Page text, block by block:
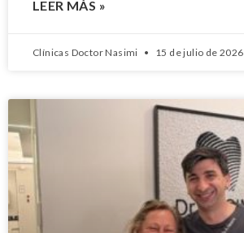
LEER MÁS »
Clínicas Doctor Nasimi 15 de julio de 2026